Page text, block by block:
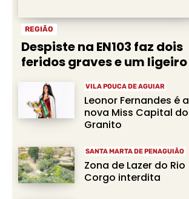
REGIÃO
Despiste na EN103 faz dois
feridos graves e um ligeiro
VILA POUCA DE AGUIAR
Leonor Fernandes é a
nova Miss Capital do
Granito
SANTA MARTA DE PENAGUIÃO
Zona de Lazer do Rio
Corgo interdita